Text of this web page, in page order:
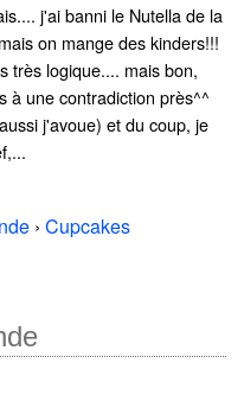
j'ai banni le Nutella de la
on mange des kinders!!!
très logique.... mais bon,
à une contradiction près^^
j'avoue) et du coup, je
› Cupcakes